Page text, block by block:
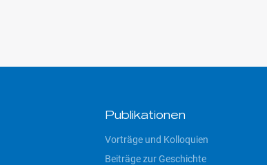
Publikationen
Vorträge und Kolloquien
Beiträge zur Geschichte